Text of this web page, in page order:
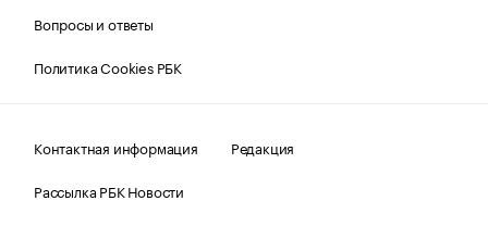
Вопросы и ответы
Политика Cookies РБК
Контактная информация
Редакция
Рассылка РБК Новости